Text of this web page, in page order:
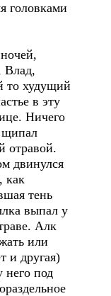
головками
Влад,
то худущий
в эту
Ничего
щипал
отравой.
двинулся
как
тень
выпал у
Алк
или
и другая)
него под